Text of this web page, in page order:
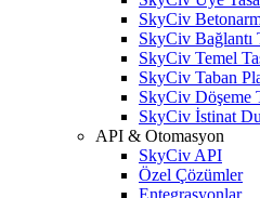
SkyCiv
SkyCiv Bağlantı
SkyCiv Temel
SkyCiv Taban
SkyCiv Döşeme
SkyCiv İstinat
API & Otomasyon
SkyCiv API
Özel Çözümler
Entegrasyonlar